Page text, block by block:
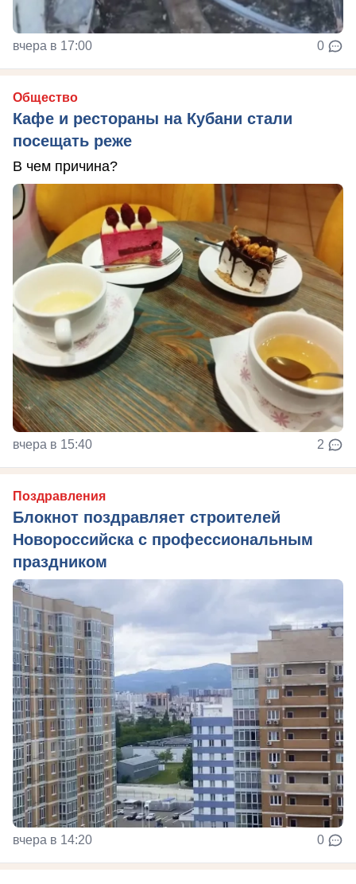
вчера в 17:00 0
Общество
Кафе и рестораны на Кубани стали
посещать реже
В чем причина?
вчера в 15:40 2
Поздравления
Блокнот поздравляет строителей
Новороссийска с профессиональным
праздником
вчера в 14:20 0